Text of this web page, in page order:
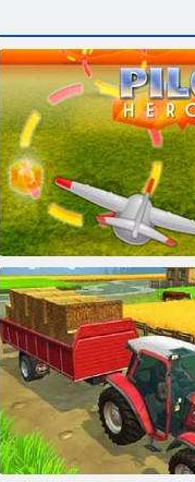
Kangelasliku piloodi